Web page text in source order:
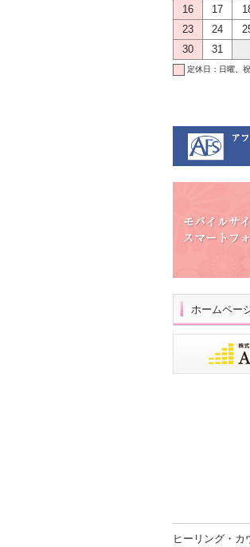
16
17
23
24
30
31
定休日：日曜、
ホームペー
ヒーリング・カ